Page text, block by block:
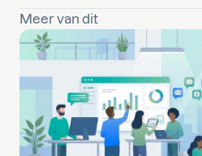
Meer van dit